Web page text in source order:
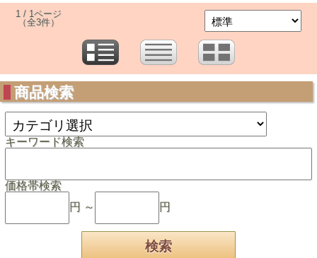
1 / 1ページ
（全3件）
商品検索
キーワード検索
価格帯検索
円 ～
円